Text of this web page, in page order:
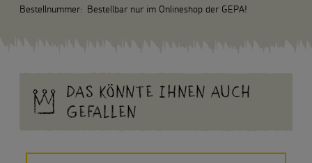
Bestellnummer: Bestellbar nur im Onlineshop der GEPA!
DAS KÖNNTE IHNEN AUCH
GEFALLEN